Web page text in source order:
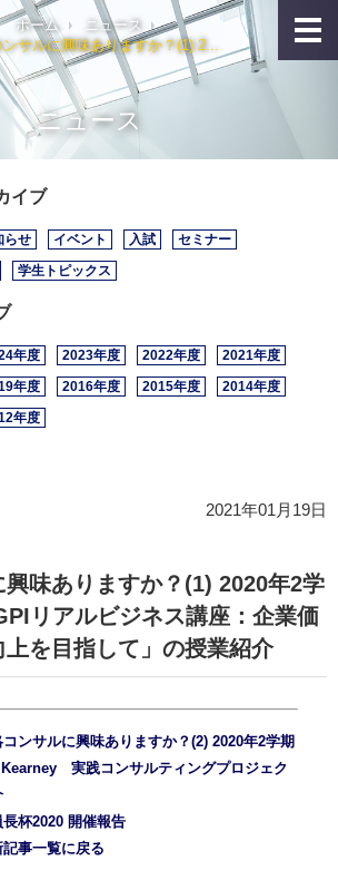
ホーム
ニュース
サルに興味ありますか？(1) 2...
ニュース
イブ
らせ イベント 入試
セミナー
学生トピックス
年度 2023年度 2022年度
2021年度
年度 2016年度 2015年度
2014年度
年度
2021年01月19日
味ありますか？(1) 2020年2学
リアルビジネス講座：企業価
を目指して」の授業紹介
コンサルに興味ありますか？(2) 2020年2学期
実践コンサルティングプロジェク
長杯2020 開催報告
記事一覧に戻る